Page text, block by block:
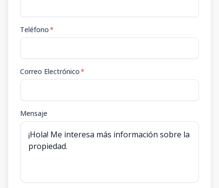
Teléfono*
Correo Electrónico*
Mensaje